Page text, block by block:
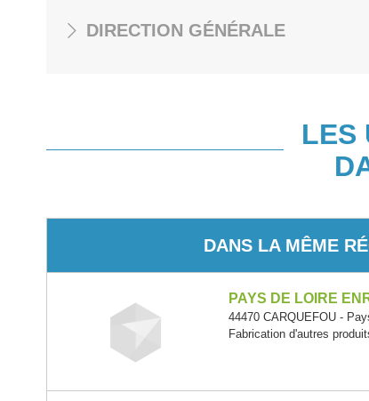
DIRECTION GÉNÉRALE
LES
DANS LA MÊME
PAYS DE LOIRE
44470 CARQUEFOU -
Fabrication d'autres